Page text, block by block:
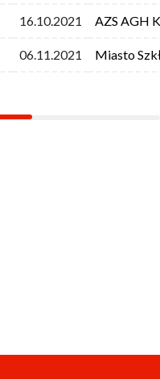
16.10.2021 AZS AGH
06.11.2021 Miasto
16.10.2021 AZS AGH
06.11.2021 Miasto